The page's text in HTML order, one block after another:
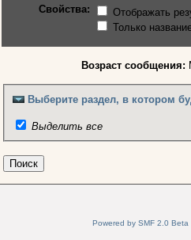
Свойства:
Отображать
Только
Возраст сообщения:
Выберите раздел, в котором
Выделить все
Powered by SMF 2.0 Beta